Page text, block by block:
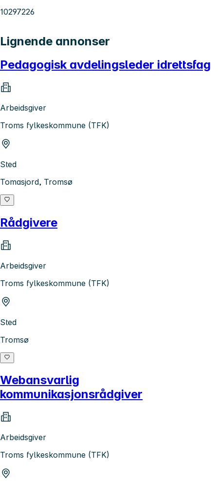
10297226
Lignende annonser
Pedagogisk avdelingsleder idrettsfag
Arbeidsgiver
Troms fylkeskommune (TFK)
Sted
Tomasjord, Tromsø
Rådgivere
Arbeidsgiver
Troms fylkeskommune (TFK)
Sted
Tromsø
Webansvarlig
kommunikasjonsrådgiver
Arbeidsgiver
Troms fylkeskommune (TFK)